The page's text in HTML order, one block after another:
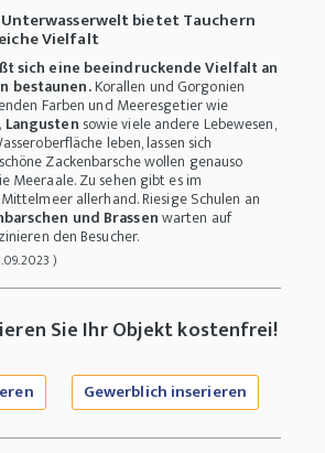
bietet Tauchern
Vielfalt
sich eine beeindruckende Vielfalt an
bestaunen.Korallen und Gorgonien
Farben und Meeresgetier wie
Langusten sowie viele andere Lebewesen,
leben, lassen sich
Zackenbarsche wollen genauso
Meeraale. Zu sehen gibt es im
allerhand. Riesige Schulen an
und Brassenwarten auf
den Besucher.
)
Sie Ihr Objekt kostenfrei!
Gewerblich inserieren